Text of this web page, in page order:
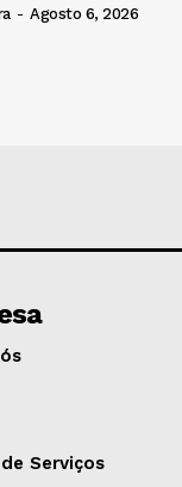
- Agosto 6, 2026
Serviços